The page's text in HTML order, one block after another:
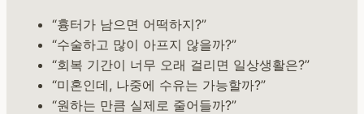
“흉터가 남으면 어떡하지?”
“수술하고 많이 아프지 않을까?”
“회복 기간이 너무 오래 걸리면 일상생활은?”
“미혼인데, 나중에 수유는 가능할까?”
“원하는 만큼 실제로 줄어들까?”